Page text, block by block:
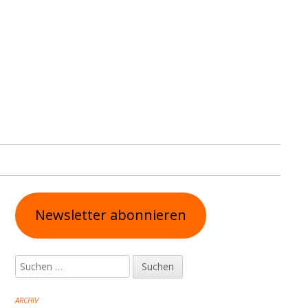
Haupt-
Seitenleiste
Newsletter abonnieren
Suchen
nach:
ARCHIV